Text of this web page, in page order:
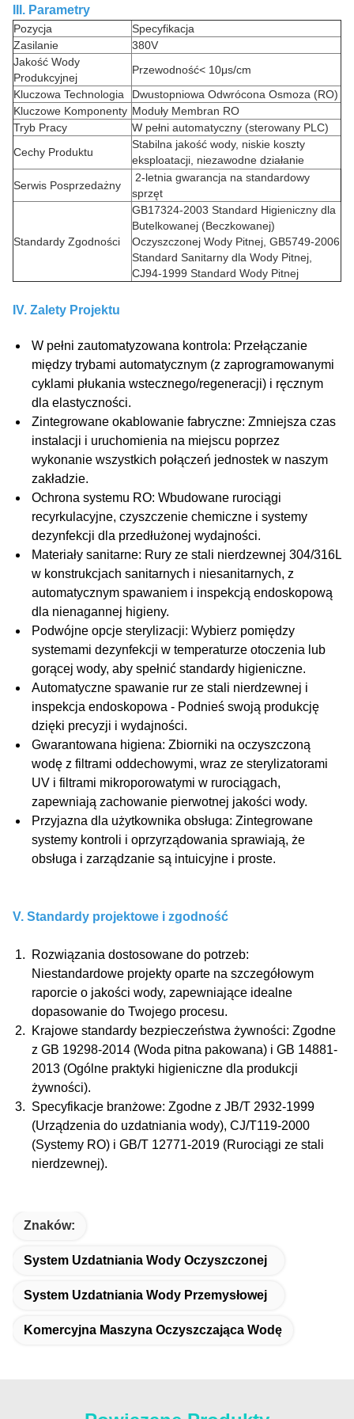
III. Parametry
Pozycja
Specyfikacja
Zasilanie
380V
Jakość Wody
Produkcyjnej
Przewodność< 10μs/cm
Kluczowa Technologia
Dwustopniowa Odwrócona Osmoza (RO)
Kluczowe Komponenty Moduły Membran RO
Tryb Pracy
W pełni automatyczny (sterowany PLC)
Cechy Produktu
Stabilna jakość wody, niskie koszty
eksploatacji, niezawodne działanie
Serwis Posprzedażny
2-letnia gwarancja na standardowy
sprzęt
Standardy Zgodności
GB17324-2003 Standard Higieniczny dla
Butelkowanej (Beczkowanej)
Oczyszczonej Wody Pitnej, GB5749-2006
Standard Sanitarny dla Wody Pitnej,
CJ94-1999 Standard Wody Pitnej
IV. Zalety Projektu
W pełni zautomatyzowana kontrola: Przełączanie
między trybami automatycznym (z zaprogramowanymi
cyklami płukania wstecznego/regeneracji) i ręcznym
dla elastyczności.
Zintegrowane okablowanie fabryczne: Zmniejsza czas
instalacji i uruchomienia na miejscu poprzez
wykonanie wszystkich połączeń jednostek w naszym
zakładzie.
Ochrona systemu RO: Wbudowane rurociągi
recyrkulacyjne, czyszczenie chemiczne i systemy
dezynfekcji dla przedłużonej wydajności.
Materiały sanitarne: Rury ze stali nierdzewnej 304/316L
w konstrukcjach sanitarnych i niesanitarnych, z
automatycznym spawaniem i inspekcją endoskopową
dla nienagannej higieny.
Podwójne opcje sterylizacji: Wybierz pomiędzy
systemami dezynfekcji w temperaturze otoczenia lub
gorącej wody, aby spełnić standardy higieniczne.
Automatyczne spawanie rur ze stali nierdzewnej i
inspekcja endoskopowa - Podnieś swoją produkcję
dzięki precyzji i wydajności.
Gwarantowana higiena: Zbiorniki na oczyszczoną
wodę z filtrami oddechowymi, wraz ze sterylizatorami
UV i filtrami mikroporowatymi w rurociągach,
zapewniają zachowanie pierwotnej jakości wody.
Przyjazna dla użytkownika obsługa: Zintegrowane
systemy kontroli i oprzyrządowania sprawiają, że
obsługa i zarządzanie są intuicyjne i proste.
V. Standardy projektowe i zgodność
Rozwiązania dostosowane do potrzeb:
Niestandardowe projekty oparte na szczegółowym
raporcie o jakości wody, zapewniające idealne
dopasowanie do Twojego procesu.
Krajowe standardy bezpieczeństwa żywności: Zgodne
z GB 19298-2014 (Woda pitna pakowana) i GB 14881-
2013 (Ogólne praktyki higieniczne dla produkcji
żywności).
Specyfikacje branżowe: Zgodne z JB/T 2932-1999
(Urządzenia do uzdatniania wody), CJ/T119-2000
(Systemy RO) i GB/T 12771-2019 (Rurociągi ze stali
nierdzewnej).
Znaków:
System Uzdatniania Wody Oczyszczonej
System Uzdatniania Wody Przemysłowej
Komercyjna Maszyna Oczyszczająca Wodę